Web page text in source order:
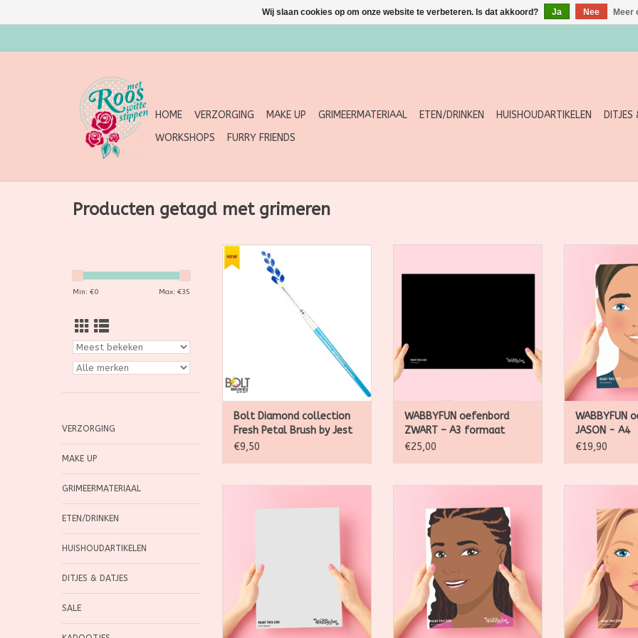
HOME VERZORGING MAKE UP GRIMEERMATERIAAL ETEN/DRINKEN HUISHOUDARTIKELEN DITJES
WORKSHOPS
FURRY FRIENDS
Producten getagd met grimeren
Min: €0 Max: €35
VERZORGING
MAKE UP
GRIMEERMATERIAAL
ETEN/DRINKEN
HUISHOUDARTIKELEN
DITJES & DATJES
SALE
Het Bolt facepainting FRESH
PETAL penseel van Fusion blinkt
uit in het maken van kleine tot
middelgrote bloemblaadjes,
waarbij het resultaat varieert
afhankelijk van de druk die op
de haren wordt uitgeoefend.
TOEVOEGEN AAN WINKELWAGEN
Bolt Diamond collection
Fresh Petal Brush by Jest
paint
€9,50
TOEVOEGEN AAN WINKELWAGEN
WABBYFUN oefenbord
ZWART – A3 formaat
€25,00
gemaakt
manier om te
hier
maak een
TOEVOEGEN
WABBYFUN
JASON - A4
€19,90
gemaakt zijn de perfecte
schminkwerkjes en vereeuwig ze.
TOEVOEGEN AAN WINKELWAGEN
gemaakt zijn de perfecte
manier om te grimeren. Je kan
hier oneindig mee oefenen,
maak een foto van je mooiste
schminkwerkjes en vereeuwig ze.
TOEVOEGEN AAN WINKELWAGEN
gemaakt
manier om te
hier
maak een
TOEVOEGEN
Wij slaan cookies op om onze website te verbeteren. Is dat akkoord? Ja Nee Meer